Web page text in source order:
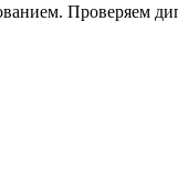
Проверяем